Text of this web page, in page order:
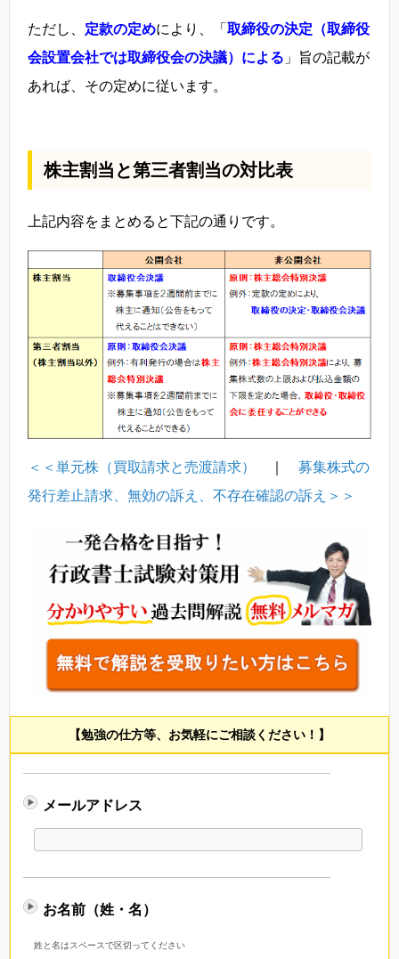
ただし、 定款の定めにより、「 取締役の決定（取締役
会設置会社では取締役会の決議）による 」旨の記載が
あれば、その定めに従います。
株主割当と第三者割当の対比表
上記内容をまとめると下記の通りです。
＜＜単元株（買取請求と売渡請求）
募集株式の
発行差止請求、無効の訴え、不存在確認の訴え＞＞
【勉強の仕方等、お気軽にご相談ください！】
メールアドレス
お名前（姓・名）
姓と名はスペースで区切ってください